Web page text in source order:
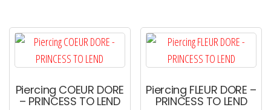
Piercing COEUR DORE
– PRINCESS TO LEND
Piercing FLEUR DORE –
PRINCESS TO LEND